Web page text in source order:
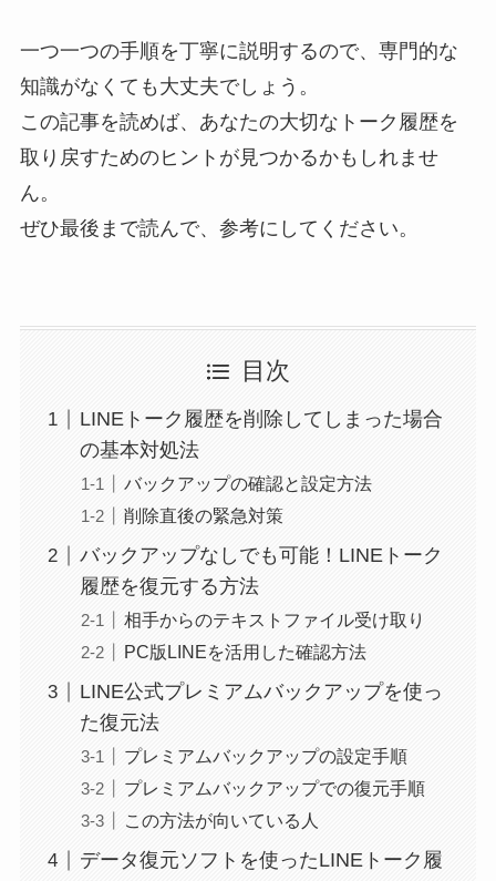
一つ一つの手順を丁寧に説明するので、専門的な
知識がなくても大丈夫でしょう。
この記事を読めば、あなたの大切なトーク履歴を
取り戻すためのヒントが見つかるかもしれませ
ん。
ぜひ最後まで読んで、参考にしてください。
目次
LINEトーク履歴を削除してしまった場合
の基本対処法
バックアップの確認と設定方法
削除直後の緊急対策
バックアップなしでも可能！LINEトーク
履歴を復元する方法
相手からのテキストファイル受け取り
PC版LINEを活用した確認方法
LINE公式プレミアムバックアップを使っ
た復元法
プレミアムバックアップの設定手順
プレミアムバックアップでの復元手順
この方法が向いている人
データ復元ソフトを使ったLINEトーク履